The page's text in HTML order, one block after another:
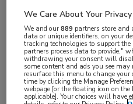
Amyloïdose blijkt bij
Hartfalen
Tags:
amyloidose
We Care About Your Privacy
We and our889 partners store and
data or unique identifiers, on your
tracking technologies to support
partners process data to provide,"
withdrawing your consent will
some content and ads you see
resurface this menu to change
time by clicking the Manage
webpage [or the floating icon on
applicable]. Your choices will have